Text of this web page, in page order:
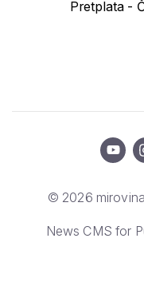
Pretplata -
© 2026
News CMS for